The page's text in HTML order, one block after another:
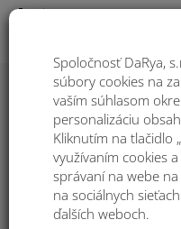
Používanie
Zásady
shope
Používame súbory cookie
Spoločnosť DaRya,
súbory cookies na
vaším súhlasom
personalizáciu
Kliknutím na tlačidlo
využívaním cookies
správaní na webe
na sociálnych
ďalších weboch.